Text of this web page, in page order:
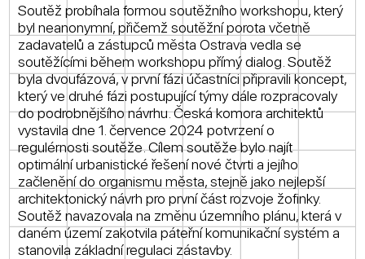
Soutěž probíhala formou soutěžního workshopu, který
byl neanonymní, přičemž soutěžní porota včetně
zadavatelů a zástupců města Ostrava vedla se
soutěžícími během workshopu přímý dialog. Soutěž
byla dvoufázová, v první fázi účastníci připravili koncept,
který ve druhé fázi postupující týmy dále rozpracovaly
do podrobnějšího návrhu. Česká komora architektů
vystavila dne 1. července 2024 potvrzení o
regulérnosti soutěže. Cílem soutěže bylo najít
optimální urbanistické řešení nové čtvrti a jejího
začlenění do organismu města, stejně jako nejlepší
architektonický návrh pro první část rozvoje žofinky.
Soutěž navazovala na změnu územního plánu, která v
daném území zakotvila páteřní komunikační systém a
stanovila základní regulaci zástavby.